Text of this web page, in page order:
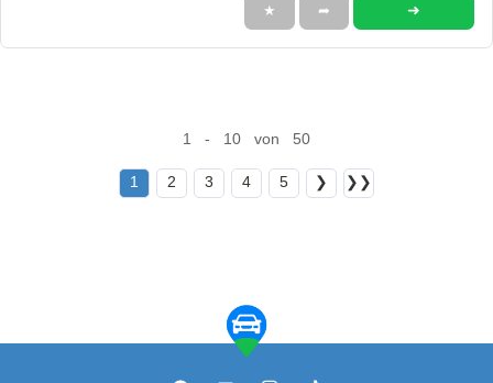
★ ➦ ➜
1 - 10 von 50
1 2 3 4 5 ❯ ❯❯